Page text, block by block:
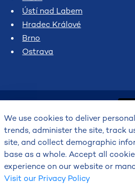
Ústí nad Labem
Hradec Králové
Brno
Ostrava
2026
Český
We use cookies to deliver
trends, administer the site, track
site, and collect demographic
base as a whole. Accept all
experience on our website or
Visit our Privacy Policy